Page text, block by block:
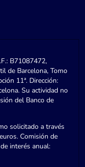
B71087472,
de Barcelona, Tomo
11ª. Dirección:
Su actividad no
del Banco de
solicitado a través
Comisión de
interés anual: